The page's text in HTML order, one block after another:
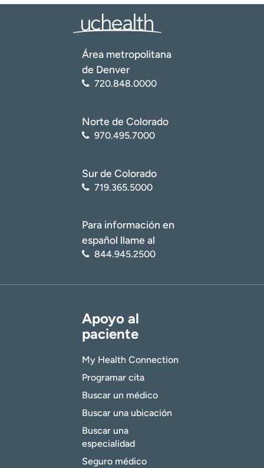
Área metropolitana
de Denver
720.848.0000
Norte de Colorado
970.495.7000
Sur de Colorado
719.365.5000
Para información en
español llame al
844.945.2500
Apoyo al
paciente
My Health Connection
Programar cita
Buscar un médico
Buscar una ubicación
Buscar una
especialidad
Seguro médico